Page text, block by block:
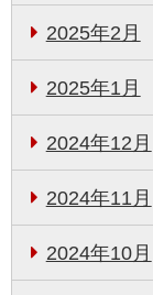
2025年2月
2025年1月
2024年12月
2024年11月
2024年10月